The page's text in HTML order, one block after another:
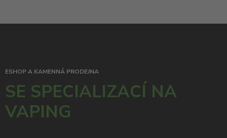
ESHOP A KAMENNÁ PRODEJNA
SE SPECIALIZACÍ NA
VAPING